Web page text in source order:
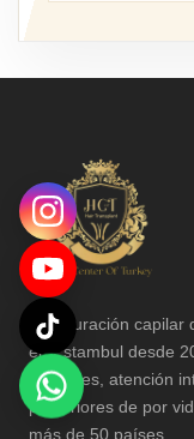
Restauración
en Estambul desde
naturales, atención
posteriores de por
más de 50 países.